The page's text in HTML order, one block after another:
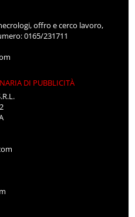
offro e cerco lavoro,
0165/231711
DI PUBBLICITÀ